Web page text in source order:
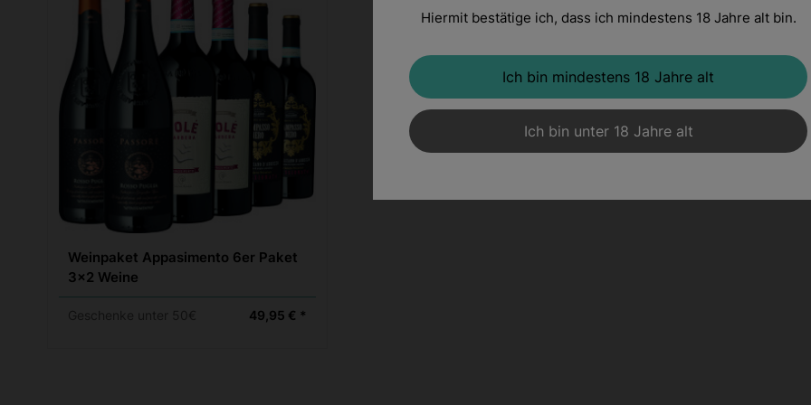
Hiermit bestätige ich, dass ich mindestens 18 Jahre alt bin.
Ich bin mindestens 18 Jahre alt
Ich bin unter 18 Jahre alt
2016 „Legado“ Syrah, Finca El Refugio
Spanien, trocken, rot
Weinpaket Appasimento 6er Paket
3×2 Weine
49,95 € *